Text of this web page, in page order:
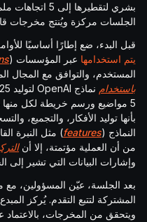
بشري لتقطيرها
الجلسات مركزة ويُنتج مخرجات
قبل البدء، ضع إطارًا أساسيًا
يتم استخدامها عبر المؤسسات (
المستخدم، والتوافق مع المجال
باستخدام
5 مواضيع ورسم خريطة لكل منها بخطة مفصلة. حدد المراحل (
بأنها توليد الأفكار، والتجميع،
النماذج (features) مثل النبرة
من أن العملية مؤتمتة، إلا أن
وإشارات البيانات التي تشير إلى
بعد الجلسة، عيّن المسؤولين، مع
المشتركة لتتبع التقدم. يُركز